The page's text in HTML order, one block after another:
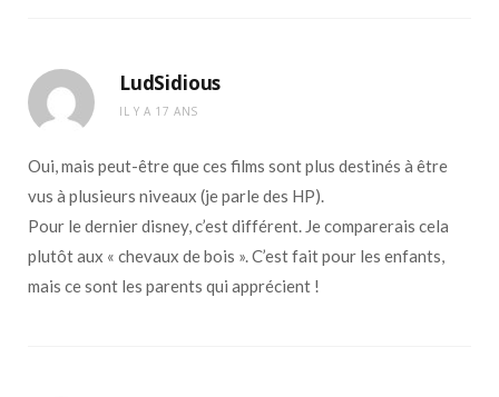
LudSidious
IL Y A 17 ANS
Oui, mais peut-être que ces films sont plus destinés à être
vus à plusieurs niveaux (je parle des HP).
Pour le dernier disney, c’est différent. Je comparerais cela
plutôt aux « chevaux de bois ». C’est fait pour les enfants,
mais ce sont les parents qui apprécient !